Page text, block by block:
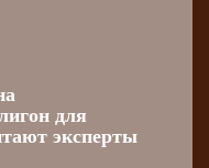
для
эксперты